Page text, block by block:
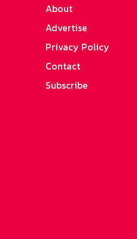
About
Advertise
Privacy Policy
Contact
Subscribe